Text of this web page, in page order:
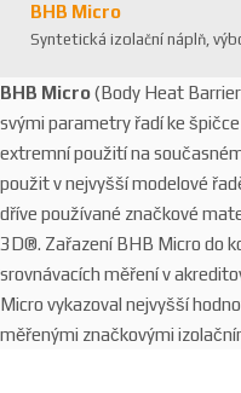
BHB Micro
Syntetická izolační náplň,
BHB Micro(Body Heat
svými parametry řadí ke
extremní použití na
použit v nejvyšší modelové
dříve používané značkové
3D®. Zařazení BHB Micro do
srovnávacích měření v
Micro vykazoval nejvyšší
měřenými značkovými